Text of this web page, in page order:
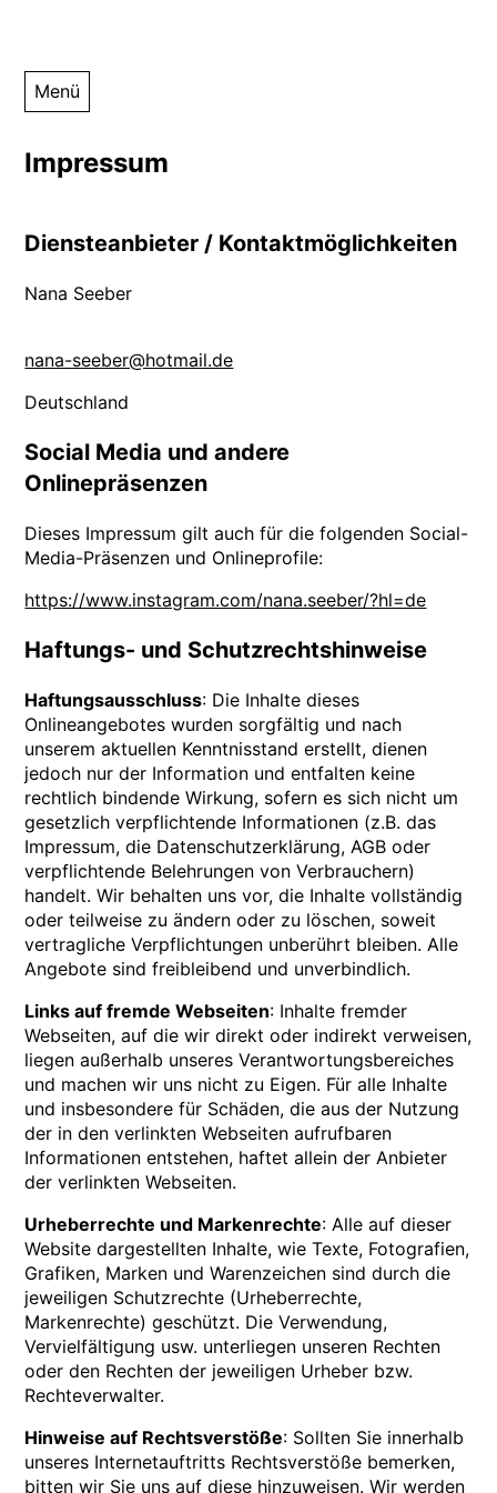
InhaltNana Seeber
Webseite der Künstlerin Nana Seeber – Druckgraphiken,
Fotographie
Menü
Impressum
Diensteanbieter / Kontaktmöglichkeiten
Nana Seeber
nana-seeber@hotmail.de
Deutschland
Social Media und andere
Onlinepräsenzen
Dieses Impressum gilt auch für die folgenden Social-
Media-Präsenzen und Onlineprofile:
https://www.instagram.com/nana.seeber/?hl=de
Haftungs- und Schutzrechtshinweise
Haftungsausschluss: Die Inhalte dieses
Onlineangebotes wurden sorgfältig und nach
unserem aktuellen Kenntnisstand erstellt, dienen
jedoch nur der Information und entfalten keine
rechtlich bindende Wirkung, sofern es sich nicht um
gesetzlich verpflichtende Informationen (z.B. das
Impressum, die Datenschutzerklärung, AGB oder
verpflichtende Belehrungen von Verbrauchern)
handelt. Wir behalten uns vor, die Inhalte vollständig
oder teilweise zu ändern oder zu löschen, soweit
vertragliche Verpflichtungen unberührt bleiben. Alle
Angebote sind freibleibend und unverbindlich.
Links auf fremde Webseiten: Inhalte fremder
Webseiten, auf die wir direkt oder indirekt verweisen,
liegen außerhalb unseres Verantwortungsbereiches
und machen wir uns nicht zu Eigen. Für alle Inhalte
und insbesondere für Schäden, die aus der Nutzung
der in den verlinkten Webseiten aufrufbaren
Informationen entstehen, haftet allein der Anbieter
der verlinkten Webseiten.
Urheberrechte und Markenrechte: Alle auf dieser
Website dargestellten Inhalte, wie Texte, Fotografien,
Grafiken, Marken und Warenzeichen sind durch die
jeweiligen Schutzrechte (Urheberrechte,
Markenrechte) geschützt. Die Verwendung,
Vervielfältigung usw. unterliegen unseren Rechten
oder den Rechten der jeweiligen Urheber bzw.
Rechteverwalter.
Hinweise auf Rechtsverstöße: Sollten Sie innerhalb
unseres Internetauftritts Rechtsverstöße bemerken,
bitten wir Sie uns auf diese hinzuweisen. Wir werden